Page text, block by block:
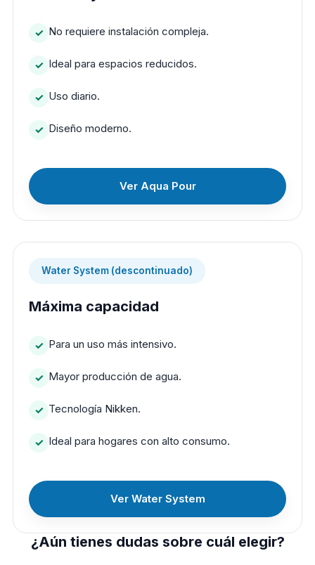
No requiere instalación compleja.
Ideal para espacios reducidos.
Uso diario.
Diseño moderno.
Ver Aqua Pour
Water System (descontinuado)
Máxima capacidad
Para un uso más intensivo.
Mayor producción de agua.
Tecnología Nikken.
Ideal para hogares con alto consumo.
Ver Water System
¿Aún tienes dudas sobre cuál elegir?